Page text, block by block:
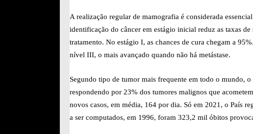
A realização regular de mamografia é considerada
identificação do câncer em estágio inicial reduz as taxas
tratamento. No estágio I, as chances de cura chegam a
nível III, o mais avançado quando não há metástase.
Segundo tipo de tumor mais frequente em todo o mundo,
respondendo por 23% dos tumores malignos que
novos casos, em média, 164 por dia. Só em 2021, o País
a ser computados, em 1996, foram 323,2 mil óbitos